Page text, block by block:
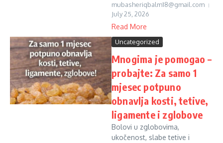
mubasheriqbalm18@gmail.com
July 25, 2026
Read More
Uncategorized
Mnogima je pomogao –
probajte: Za samo 1
mjesec potpuno
obnavlja kosti, tetive,
ligamente i zglobove
Bolovi u zglobovima,
ukočenost, slabe tetive i